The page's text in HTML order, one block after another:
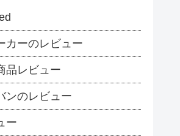
カーのレビュー
品レビュー
ンのレビュー
ー